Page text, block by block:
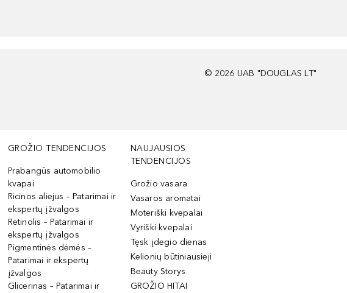
© 2026 UAB "DOUGLAS LT"
GROŽIO TENDENCIJOS
Prabangūs automobilio
kvapai
Ricinos aliejus – Patarimai ir
ekspertų įžvalgos
Retinolis – Patarimai ir
ekspertų įžvalgos
Pigmentinės dėmės –
Patarimai ir ekspertų
įžvalgos
Glicerinas – Patarimai ir
NAUJAUSIOS
TENDENCIJOS
Grožio vasara
Vasaros aromatai
Moteriški kvepalai
Vyriški kvepalai
Tęsk įdegio dienas
Kelionių būtiniausieji
Beauty Storys
GROŽIO HITAI